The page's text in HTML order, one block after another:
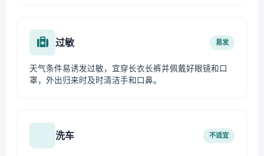
过敏 易发
天气条件易诱发过敏，宜穿长衣长裤并佩戴好眼镜和口
罩，外出归来时及时清洁手和口鼻。
洗车 不适宜